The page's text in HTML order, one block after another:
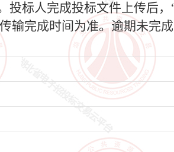
投标人完成投标文件上传后，
输完成时间为准。逾期未完